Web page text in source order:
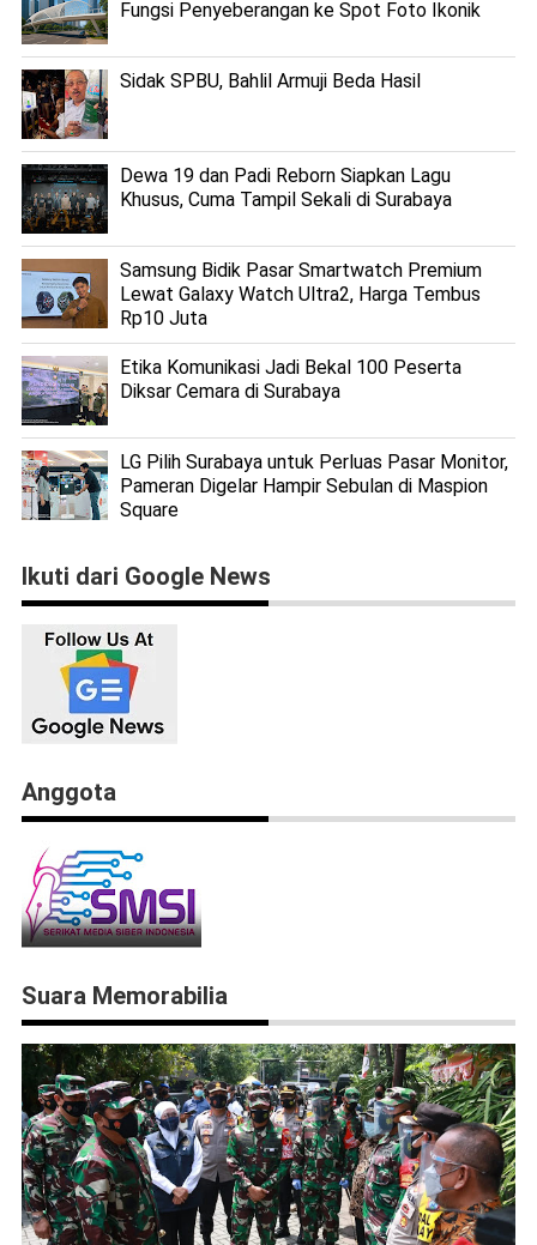
Fungsi Penyeberangan ke Spot Foto Ikonik
Sidak SPBU, Bahlil Armuji Beda Hasil
Dewa 19 dan Padi Reborn Siapkan Lagu
Khusus, Cuma Tampil Sekali di Surabaya
Samsung Bidik Pasar Smartwatch Premium
Lewat Galaxy Watch Ultra2, Harga Tembus
Rp10 Juta
Etika Komunikasi Jadi Bekal 100 Peserta
Diksar Cemara di Surabaya
LG Pilih Surabaya untuk Perluas Pasar Monitor,
Pameran Digelar Hampir Sebulan di Maspion
Square
Ikuti dari Google News
Anggota
Suara Memorabilia